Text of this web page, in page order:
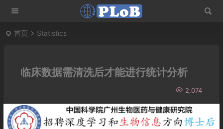
首页 Statistics
临床数据需清洗后才能进行统计分析
2,074